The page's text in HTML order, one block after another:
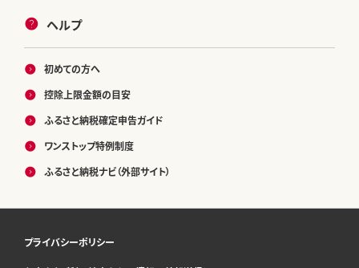
ヘルプ
初めての方へ
控除上限金額の目安
ふるさと納税確定申告ガイド
ワンストップ特例制度
ふるさと納税ナビ（外部サイト）
プライバシーポリシー